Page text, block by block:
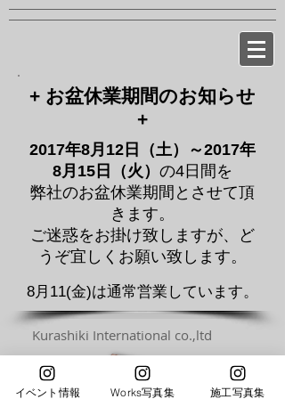
+ お盆休業期間のお知らせ
+
2017年8月12日（土）～2017年
8月15日（火） の4日間を
弊社のお盆休業期間とさせて頂
きます。
ご迷惑をお掛け致しますが、ど
うぞ宜しくお願い致します。
8月11(金)は通常営業しています。
Kurashiki International co.,ltd
イベント情報 Works写真集 施工写真集